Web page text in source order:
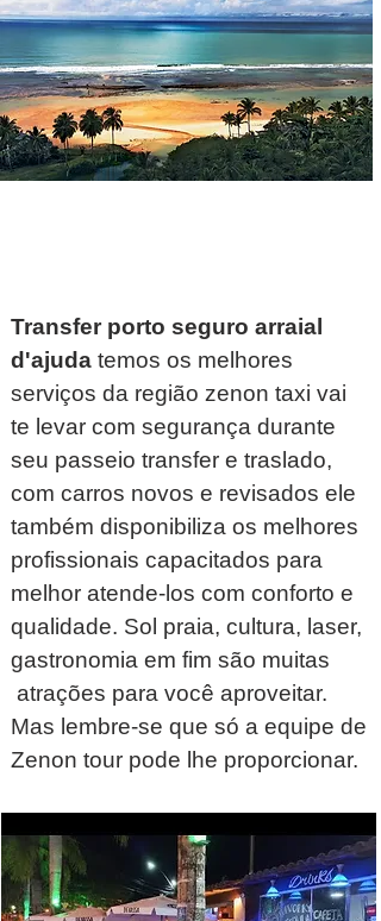
Transfer porto seguro arraial
d'ajuda temos os melhores
serviços da região zenon taxi vai
te levar com segurança durante
seu passeio transfer e traslado,
com carros novos e revisados ele
também disponibiliza os melhores
profissionais capacitados para
melhor atende-los com conforto e
qualidade. Sol praia, cultura, laser,
gastronomia em fim são muitas
atrações para você aproveitar.
Mas lembre-se que só a equipe de
Zenon tour pode lhe proporcionar.